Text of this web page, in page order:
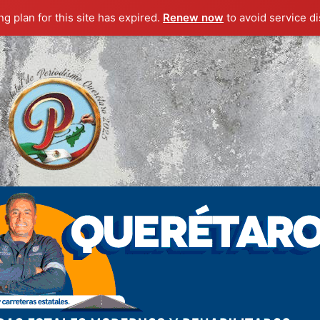
plan for this site has expired. Renew now to avoid service